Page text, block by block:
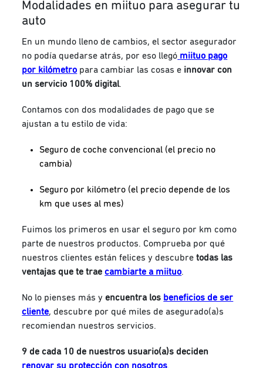
Modalidades en miituo para asegurar tu
auto
En un mundo lleno de cambios, el sector asegurador
no podía quedarse atrás, por eso llegó miituo pago
por kilómetro para cambiar las cosas e innovar con
un servicio 100% digital.
Contamos con dos modalidades de pago que se
ajustan a tu estilo de vida:
Seguro de coche convencional (el precio no
cambia)
Seguro por kilómetro (el precio depende de los
km que uses al mes)
Fuimos los primeros en usar el seguro por km como
parte de nuestros productos. Comprueba por qué
nuestros clientes están felices y descubretodas las
ventajas que te traecambiarte a miituo.
No lo pienses más yencuentra los beneficios de ser
cliente, descubre por qué miles de asegurado(a)s
recomiendan nuestros servicios.
9 de cada 10 de nuestros usuario(a)s deciden
renovar su protección con nosotros.